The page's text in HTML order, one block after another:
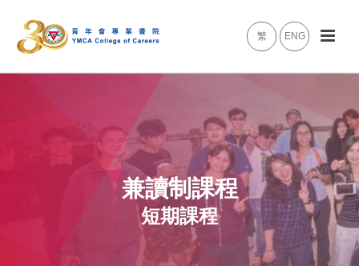
繁 ENG
兼讀制課程
短期課程